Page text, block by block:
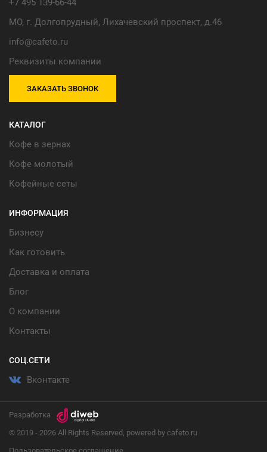
МО, г. Долгопрудный, Лихачевский проспект, д.46
info@cafeto.ru
Реквизиты компании
ЗАКАЗАТЬ ЗВОНОК
КАТАЛОГ
Кофе в зернах
Кофе молотый
Кофейные сеты
ИНФОРМАЦИЯ
Бизнесу
Как готовить
Доставка и оплата
Блог
О компании
Контакты
СОЦ.СЕТИ
Вконтакте
Разработка
© 2019 - 2026 All Rights Reserved, powered by cafeto.ru